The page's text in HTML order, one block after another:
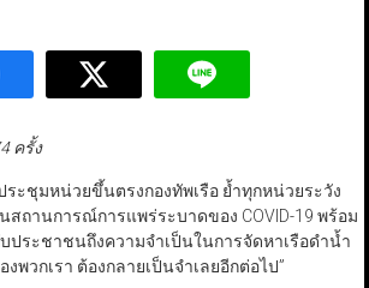
ครั้ง
ระชุมหน่วยขึ้นตรงกองทัพเรือ ย้ำทุกหน่วยระวัง
สถานการณ์การแพร่ระบาดของ COVID-19 พร้อม
บประชาชนถึงความจำเป็นในการจัดหาเรือดำน้ำ
พวกเรา ต้องกลายเป็นจำเลยอีกต่อไป”